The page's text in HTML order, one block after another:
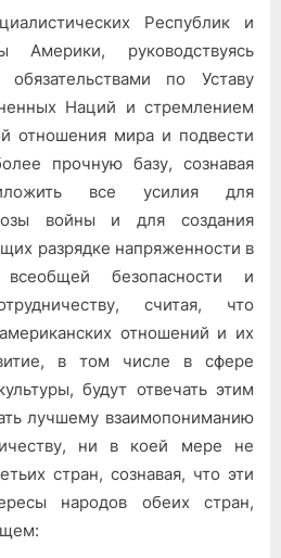
Республик и
Америки, руководствуясь
по Уставу
Наций и стремлением
отношения мира и подвести
прочную базу, сознавая
все усилия для
войны и для создания
разрядке напряженности в
безопасности и
считая, что
отношений и их
в том числе в сфере
будут отвечать этим
лучшему взаимопониманию
ни в коей мере не
стран, сознавая, что эти
народов обеих стран,